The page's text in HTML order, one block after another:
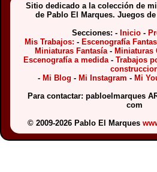
Sitio dedicado a la colección de
de Pablo El Marques. Juegos
Secciones: - Inicio -
Mis Trabajos: - Escenografía
Miniaturas Fantasía- Miniaturas
Escenografía a medida - Trabajos
- Mi Blog - Mi Instagram - Mi
Para contactar: pabloelmarques
com
© 2009-2026 Pablo El Marques